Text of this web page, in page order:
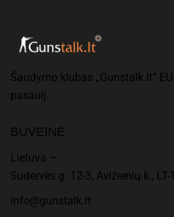
Šaudymo klubas „Gunstalk.lt”
pasaulį.
BUVEINĖ
Lietuva —
Sudervės g. 12-3, Avižienių k.,
info@gunstalk.lt